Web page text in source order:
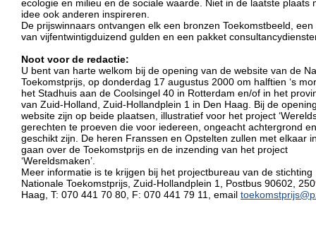
ecologie en milieu en de sociale waarde. Niet in de laatste plaats
idee ook anderen inspireren.
De prijswinnaars ontvangen elk een bronzen Toekomstbeeld, een
van vijfentwintigduizend gulden en een pakket
Noot voor de redactie:
U bent van harte welkom bij de opening van de website van de
Toekomstprijs, op donderdag 17 augustus 2000 om halftien ‘s
het Stadhuis aan de Coolsingel 40 in Rotterdam en/of in het
van Zuid-Holland, Zuid-Hollandplein 1 in Den Haag. Bij de
website zijn op beide plaatsen, illustratief voor het project
gerechten te proeven die voor iedereen, ongeacht achtergrond
geschikt zijn. De heren Franssen en Opstelten zullen met elkaar
gaan over de Toekomstprijs en de inzending van het project
‘Wereldsmaken’.
Meer informatie is te krijgen bij het projectbureau van de stichting
Nationale Toekomstprijs, Zuid-Hollandplein 1, Postbus 90602,
Haag, T: 070 441 70 80, F: 070 441 79 11, email